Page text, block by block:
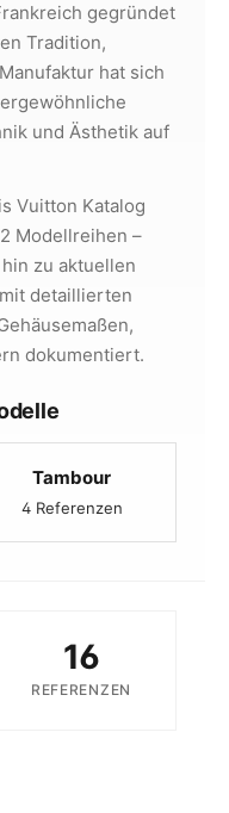
gegründet
Tradition,
hat sich
und Ästhetik auf
Vuitton Katalog
Modellreihen –
zu aktuellen
detaillierten
dokumentiert.
Tambour
4 Referenzen
16
REFERENZEN